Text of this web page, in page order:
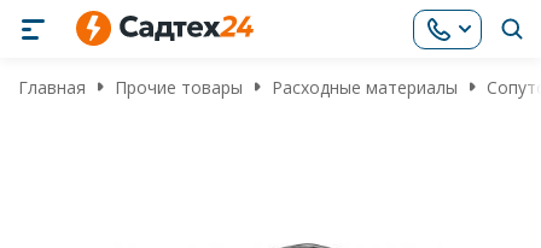
Главная Прочие товары Расходные материалы